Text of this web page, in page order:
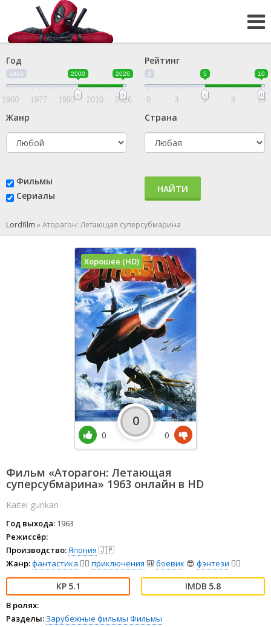
Год
1960 2000 2026
1960 1977 1993 2010 2026
Рейтинг
0 5 10
0 3 5 8 10
Жанр Страна
Фильмы
Сериалы
НАЙТИ
Lordfilm »Аторагон: Летающая суперсубмарина
Фильм «Аторагон: Летающая
суперсубмарина» 1963 онлайн в HD
Kaitei gunkan
Год выхода: 1963
Режиссёр:
Производство:Япония 🇯🇵
Жанр:фантастика 🧙‍♀️ приключения 🎒боевик 😎 фэнтези 🧝‍♂️
5.1 5.8
В ролях:
Разделы: Зарубежные фильмы Фильмы
Хорошее (HD)
0
0
0